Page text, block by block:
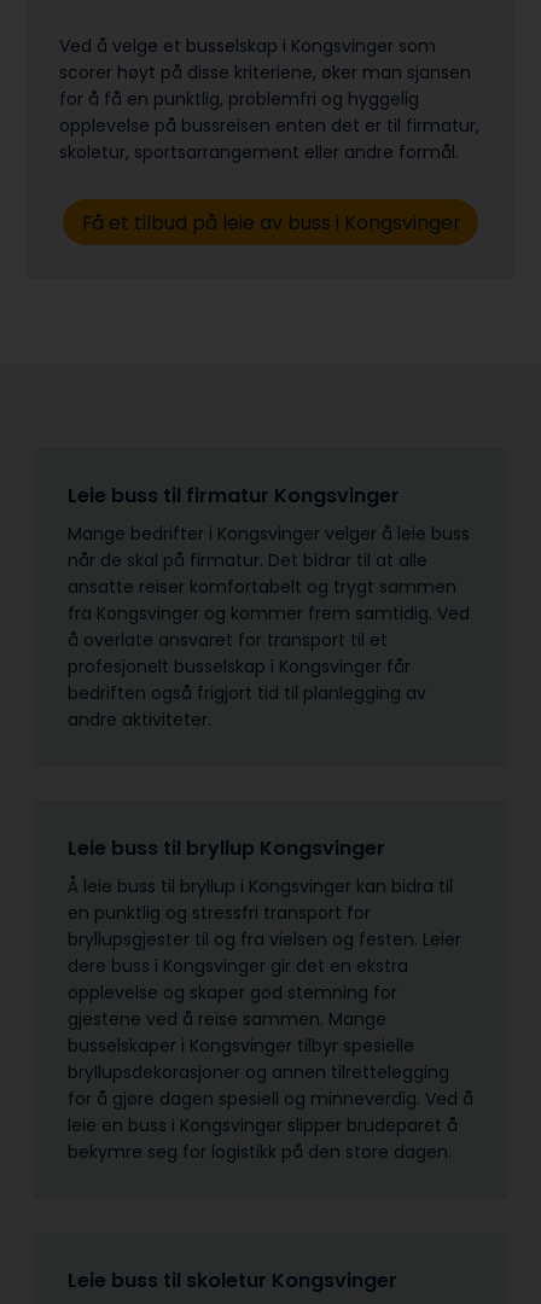
Ved å velge et busselskap i Kongsvinger som
scorer høyt på disse kriteriene, øker man sjansen
for å få en punktlig, problemfri og hyggelig
opplevelse på bussreisen enten det er til firmatur,
skoletur, sports­arrangement eller andre formål.
Få et tilbud på leie av buss i Kongsvinger
Leie buss til firmatur Kongsvinger
Mange bedrifter i Kongsvinger velger å leie buss
når de skal på firmatur. Det bidrar til at alle
ansatte reiser komfortabelt og trygt sammen
fra Kongsvinger og kommer frem samtidig. Ved
å overlate ansvaret for transport til et
profesjonelt busselskap i Kongsvinger får
bedriften også frigjort tid til planlegging av
andre aktiviteter.
Leie buss til bryllup Kongsvinger
Å leie buss til bryllup i Kongsvinger kan bidra til
en punktlig og stressfri transport for
bryllupsgjester til og fra vielsen og festen. Leier
dere buss i Kongsvinger gir det en ekstra
opplevelse og skaper god stemning for
gjestene ved å reise sammen. Mange
busselskaper i Kongsvinger tilbyr spesielle
bryllupsdekorasjoner og annen tilrettelegging
for å gjøre dagen spesiell og minneverdig. Ved å
leie en buss i Kongsvinger slipper brudeparet å
bekymre seg for logistikk på den store dagen.
Leie buss til skoletur Kongsvinger